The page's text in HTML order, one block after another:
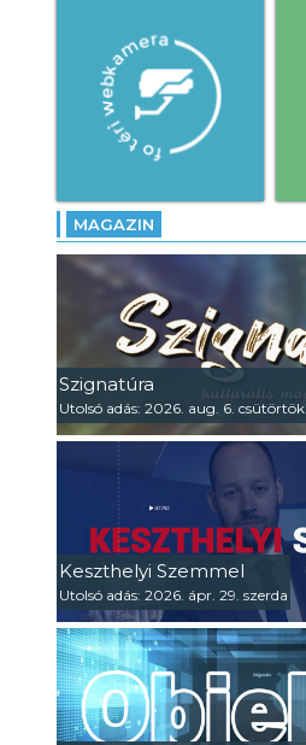
MAGAZIN
Szignatúra
Utolsó adás: 2026. aug. 6. csütörtök
Keszthelyi Szemmel
Utolsó adás: 2026. ápr. 29. szerda